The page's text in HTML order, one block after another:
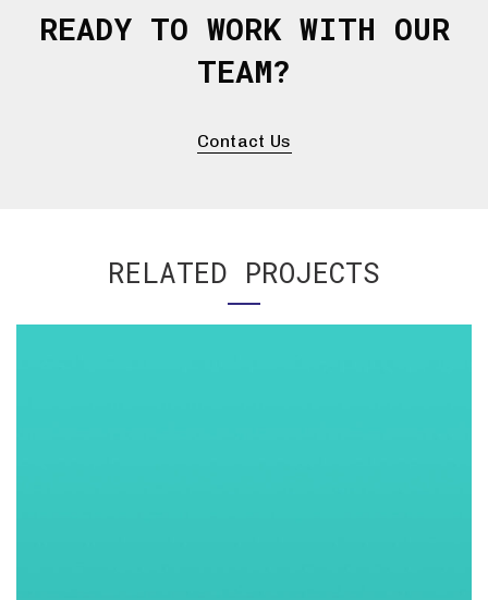
READY TO WORK WITH OUR
TEAM?
Contact Us
RELATED PROJECTS